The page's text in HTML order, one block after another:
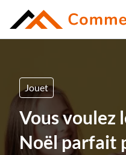
Jouet
Vous voulez
Noël parfait